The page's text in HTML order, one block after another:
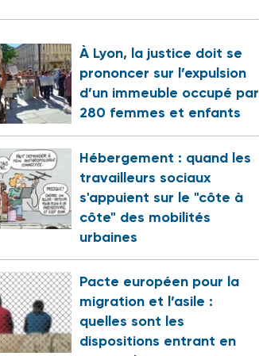
À Lyon, la justice doit se
prononcer sur l’expulsion
d’un immeuble occupé par
280 femmes et enfants
Hébergement : quand les
travailleurs sociaux
s'appuient sur le "côte à
côte" des mobilités
urbaines
Pacte européen pour la
migration et l’asile :
quelles sont les
dispositions entrant en